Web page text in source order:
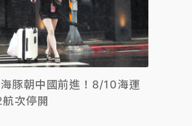
豚朝中國前進！8/10海運
次停開